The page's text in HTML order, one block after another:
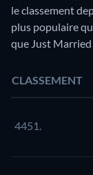
le classement
plus populaire
que Just
CLASSEMENT
4451.